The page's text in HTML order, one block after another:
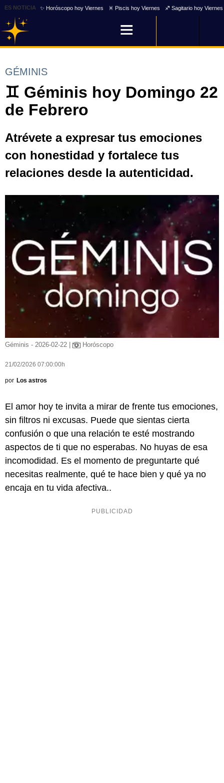
ES NOTICIA ✨ Horóscopo hoy Viernes ♓ Piscis hoy Viernes ♐ Sagitario hoy Viernes
GÉMINIS
♊ Géminis hoy Domingo 22
de Febrero
Atrévete a expresar tus emociones
con honestidad y fortalece tus
relaciones desde la autenticidad.
Géminis - 2026-02-22 | Horóscopo
21/02/2026 07:00:00h
por Los astros
El amor hoy te invita a mirar de frente tus emociones,
sin filtros ni excusas. Puede que sientas cierta
confusión o que una relación te esté mostrando
aspectos de ti que no esperabas. No huyas de esa
incomodidad. Es el momento de preguntarte qué
necesitas realmente, qué te hace bien y qué ya no
encaja en tu vida afectiva..